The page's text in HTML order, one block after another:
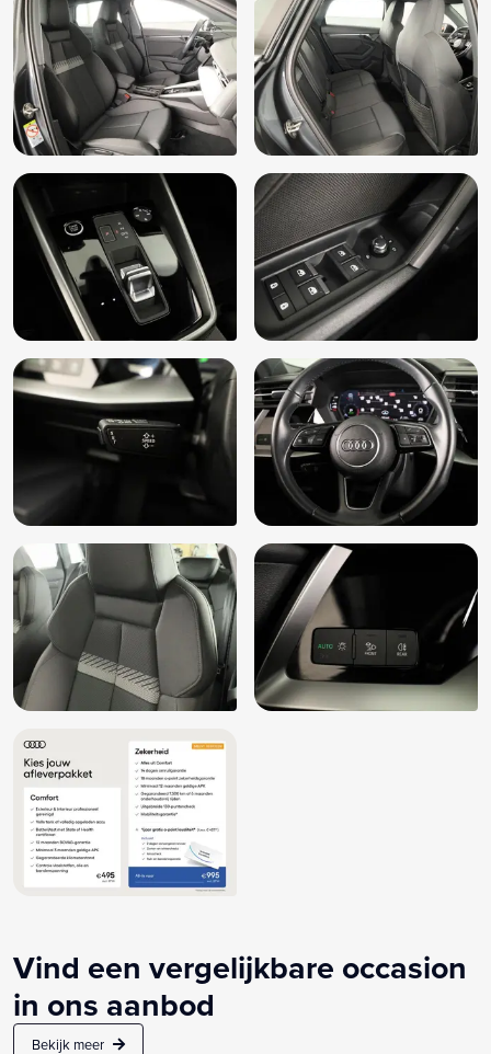
Vind een vergelijkbare occasion
in ons aanbod
Bekijk meer